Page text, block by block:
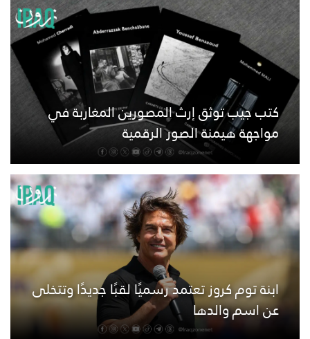
كتب جيب توثق إرث المصورين المغاربة في
مواجهة هيمنة الصور الرقمية
ابنة توم كروز تعتمد رسميًا لقبًا جديدًا وتتخلى
عن اسم والدها